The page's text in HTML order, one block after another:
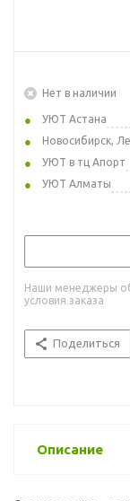
Нет в наличии
УЮТ Астана
Новосибирск,
УЮТ в тц Апорт
УЮТ Алматы
Наши менеджеры
условия заказа
Поделиться
Описание